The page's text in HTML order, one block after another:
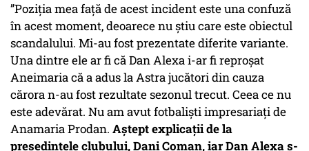
”Poziția mea față de acest incident este una confuză
în acest moment, deoarece nu știu care este obiectul
scandalului. Mi-au fost prezentate diferite variante.
Una dintre ele ar fi că Dan Alexa i-ar fi reproșat
Aneimaria că a adus la Astra jucători din cauza
cărora n-au fost rezultate sezonul trecut. Ceea ce nu
este adevărat. Nu am avut fotbaliști impresariați de
Anamaria Prodan. Aștept explicații de la
președintele clubului, Dani Coman, iar Dan Alexa s-